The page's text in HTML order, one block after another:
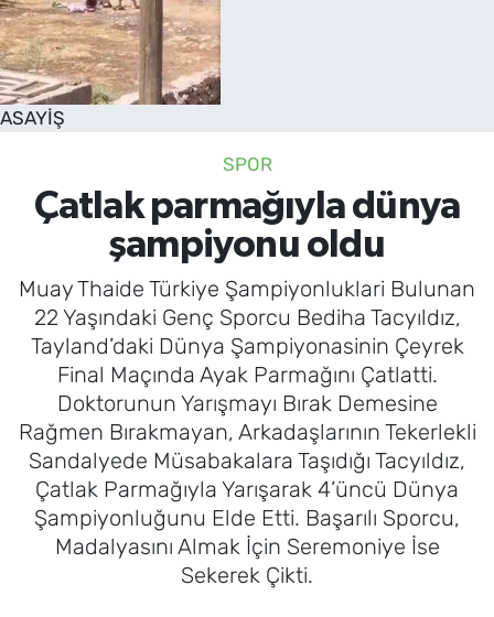
ASAYİŞ
SPOR
Çatlak parmağıyla dünya
şampiyonu oldu
Muay Thaide Türkiye Şampiyonluklari Bulunan
22 Yaşındaki Genç Sporcu Bediha Tacyıldız,
Tayland’daki Dünya Şampiyonasinin Çeyrek
Final Maçında Ayak Parmağını Çatlatti.
Doktorunun Yarışmayı Bırak Demesine
Rağmen Bırakmayan, Arkadaşlarının Tekerlekli
Sandalyede Müsabakalara Taşıdığı Tacyıldız,
Çatlak Parmağıyla Yarışarak 4’üncü Dünya
Şampiyonluğunu Elde Etti. Başarılı Sporcu,
Madalyasını Almak İçin Seremoniye İse
Sekerek Çikti.
SAĞLIK
TV REHBERİ